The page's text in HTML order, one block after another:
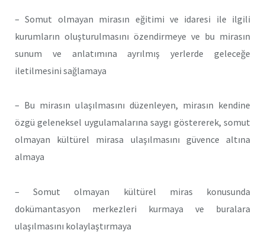
– Somut olmayan mirasın eğitimi ve idaresi ile ilgili
kurumların oluşturulmasını özendirmeye ve bu mirasın
sunum ve anlatımına ayrılmış yerlerde geleceğe
iletilmesini sağlamaya
– Bu mirasın ulaşılmasını düzenleyen, mirasın kendine
özgü geleneksel uygulamalarına saygı göstererek, somut
olmayan kültürel mirasa ulaşılmasını güvence altına
almaya
– Somut olmayan kültürel miras konusunda
dokümantasyon merkezleri kurmaya ve buralara
ulaşılmasını kolaylaştırmaya